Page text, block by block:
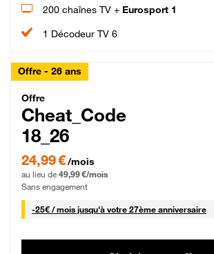
200 chaînes TV + Eurosport 1
1 Décodeur TV 6
Offre - 26 ans
Cheat_Code Fibre_18_26
Offre
Cheat_Code
18_26
24,99 € par mois pendant 0 mois puis 49,99 € par
24,99 €/mois
au lieu de 49,99 €/mois
Sans engagement
-25€ / mois25 € par mois
jusqu'à votre 27ème anniversaire